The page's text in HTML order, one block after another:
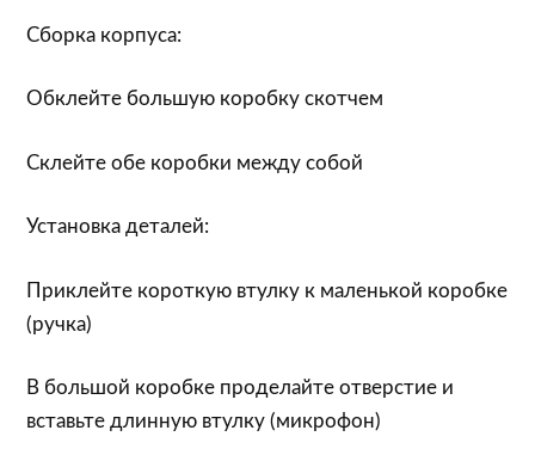
Сборка корпуса:
Обклейте большую коробку скотчем
Склейте обе коробки между собой
Установка деталей:
Приклейте короткую втулку к маленькой коробке
(ручка)
В большой коробке проделайте отверстие и
вставьте длинную втулку (микрофон)